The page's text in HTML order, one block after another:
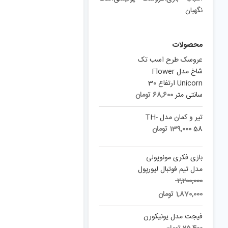
نگهبان
محصولات
عروسک طرح اسب تک
شاخ مدل Flower
Unicorn ارتفاع 30
سانتی متر68,600تومان
تیر و کمان مدل TH-
58
139,000 تومان
بازی فکری مونوپولی
مدل تیم فوتبال لیورپول
2,200,000
Original
price
was:
2,200,000 تومان.
1,870,000 تومان
price
is:
فیجت مدل یونیکورن